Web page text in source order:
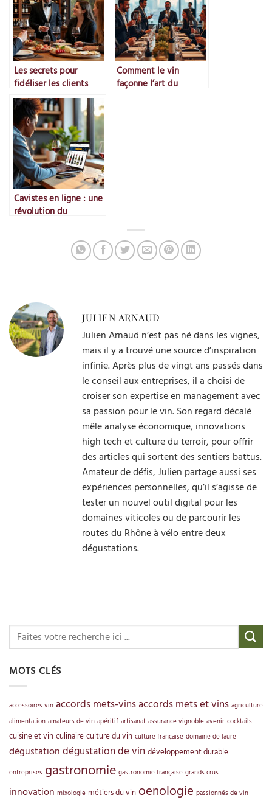
Les secrets pour
fidéliser les clients
amateurs de vin
Comment le vin
façonne l’art du
Cavistes en ligne : une
révolution du
JULIEN ARNAUD
Julien Arnaud n’est pas né dans les vignes,
mais il y a trouvé une source d’inspiration
infinie. Après plus de vingt ans passés dans
le conseil aux entreprises, il a choisi de
croiser son expertise en management avec
sa passion pour le vin. Son regard décalé
mêle analyse économique, innovations
high tech et culture du terroir, pour offrir
des articles qui sortent des sentiers battus.
Amateur de défis, Julien partage aussi ses
expériences personnelles, qu’il s’agisse de
tester un nouvel outil digital pour les
domaines viticoles ou de parcourir les
routes du Rhône à vélo entre deux
dégustations.
MOTS CLÉS
accessoires vin accords mets-vinsaccords mets et vins agriculture
alimentation amateurs de vin apéritif artisanat assurance vignoble avenir cocktails
cuisine et vin culinaire culture du vin culture française domaine de laure
dégustation dégustation de vin développement durable
entreprises gastronomie gastronomie française grands crus
innovation mixologie métiers du vin oenologie passionnés de vin